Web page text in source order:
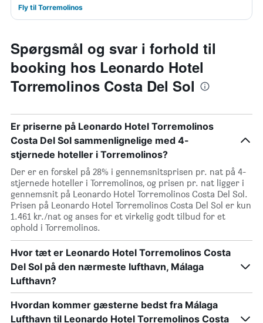
Fly til Torremolinos
Spørgsmål og svar i forhold til
booking hos Leonardo Hotel
Torremolinos Costa Del Sol
Er priserne på Leonardo Hotel Torremolinos
Costa Del Sol sammenlignelige med 4-
stjernede hoteller i Torremolinos?
Der er en forskel på 28% i gennemsnitsprisen pr. nat på 4-
stjernede hoteller i Torremolinos, og prisen pr. nat ligger i
gennemsnit på Leonardo Hotel Torremolinos Costa Del Sol.
Prisen på Leonardo Hotel Torremolinos Costa Del Sol er kun
1.461 kr./nat og anses for et virkelig godt tilbud for et
ophold i Torremolinos.
Hvor tæt er Leonardo Hotel Torremolinos Costa
Del Sol på den nærmeste lufthavn, Málaga
Lufthavn?
Hvordan kommer gæsterne bedst fra Málaga
Lufthavn til Leonardo Hotel Torremolinos Costa